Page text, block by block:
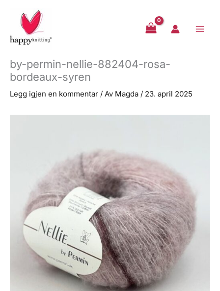
innholdet
by-permin-nellie-882404-rosa-
bordeaux-syren
Legg igjen en kommentar / Av Magda / 23. april 2025